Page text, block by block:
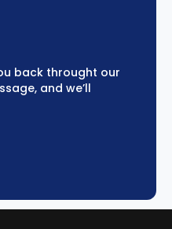
back throught our
and we’ll